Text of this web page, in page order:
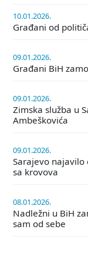
10.01.2026.
Građani od
09.01.2026.
Građani BiH
09.01.2026.
Zimska služba u
Ambeškovića
09.01.2026.
Sarajevo
sa krovova
08.01.2026.
Nadležni u BiH
sam od sebe